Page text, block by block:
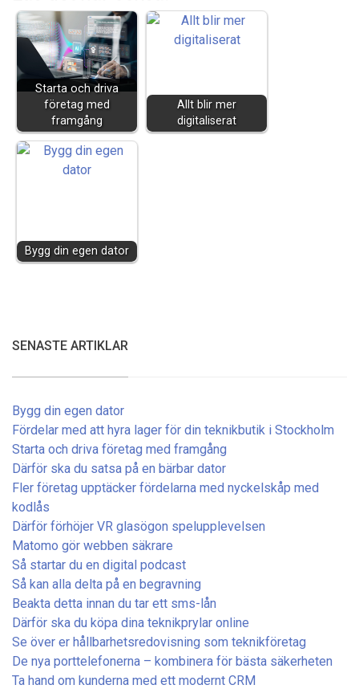
Starta och driva
företag med
framgång
Allt blir mer
digitaliserat
Bygg din egen dator
SENASTE ARTIKLAR
Bygg din egen dator
Fördelar med att hyra lager för din teknikbutik i Stockholm
Starta och driva företag med framgång
Därför ska du satsa på en bärbar dator
Fler företag upptäcker fördelarna med nyckelskåp med
kodlås
Därför förhöjer VR glasögon spelupplevelsen
Matomo gör webben säkrare
Så startar du en digital podcast
Så kan alla delta på en begravning
Beakta detta innan du tar ett sms-lån
Därför ska du köpa dina teknikprylar online
Se över er hållbarhetsredovisning som teknikföretag
De nya porttelefonerna – kombinera för bästa säkerheten
Ta hand om kunderna med ett modernt CRM